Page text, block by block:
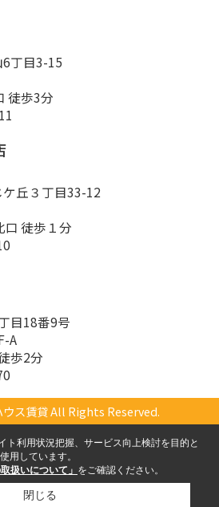
丁目3-15
徒歩3分
丘３丁目33-12
口 徒歩１分
目18番9号
A
歩2分
ス賃貸 All Rights Reserved.
ト利用状況把握、サービス向上検討を目的と
用しています。
扱いについて」 をご確認ください。
閉じる